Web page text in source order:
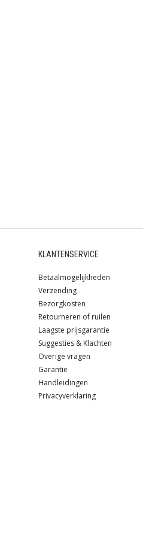
KLANTENSERVICE
Betaalmogelijkheden
Verzending
Bezorgkosten
Retourneren of ruilen
Laagste prijsgarantie
Suggesties & Klachten
Overige vragen
Garantie
Handleidingen
Privacyverklaring